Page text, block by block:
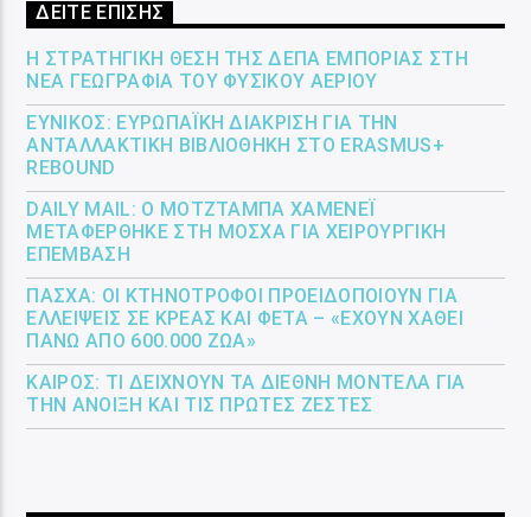
ΔΕΙΤΕ ΕΠΙΣΗΣ
Η ΣΤΡΑΤΗΓΙΚΉ ΘΈΣΗ ΤΗΣ ΔΕΠΑ ΕΜΠΟΡΊΑΣ ΣΤΗ
ΝΈΑ ΓΕΩΓΡΑΦΊΑ ΤΟΥ ΦΥΣΙΚΟΎ ΑΕΡΊΟΥ
ΕΎΝΙΚΟΣ: ΕΥΡΩΠΑΪΚΉ ΔΙΆΚΡΙΣΗ ΓΙΑ ΤΗΝ
ΑΝΤΑΛΛΑΚΤΙΚΉ ΒΙΒΛΙΟΘΉΚΗ ΣΤΟ ERASMUS+
REBOUND
DAILY MAIL: Ο ΜΟΤΖΤΆΜΠΑ ΧΑΜΕΝΕΪ́
ΜΕΤΑΦΈΡΘΗΚΕ ΣΤΗ ΜΌΣΧΑ ΓΙΑ ΧΕΙΡΟΥΡΓΙΚΉ
ΕΠΈΜΒΑΣΗ
ΠΆΣΧΑ: ΟΙ ΚΤΗΝΟΤΡΌΦΟΙ ΠΡΟΕΙΔΟΠΟΙΟΎΝ ΓΙΑ
ΕΛΛΕΊΨΕΙΣ ΣΕ ΚΡΈΑΣ ΚΑΙ ΦΈΤΑ – «ΈΧΟΥΝ ΧΑΘΕΊ
ΠΆΝΩ ΑΠΌ 600.000 ΖΏΑ»
ΚΑΙΡΌΣ: ΤΙ ΔΕΊΧΝΟΥΝ ΤΑ ΔΙΕΘΝΉ ΜΟΝΤΈΛΑ ΓΙΑ
ΤΗΝ ΆΝΟΙΞΗ ΚΑΙ ΤΙΣ ΠΡΏΤΕΣ ΖΈΣΤΕΣ